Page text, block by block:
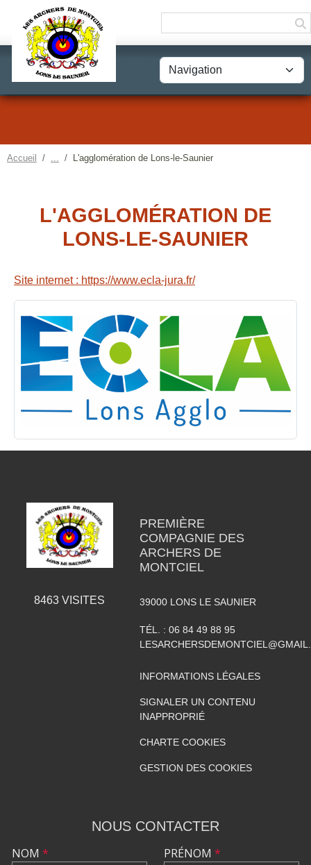
Accueil L'agglomération de Lons-le-Saunier
L'AGGLOMÉRATION DE
LONS-LE-SAUNIER
Site internet : https://www.ecla-jura.fr/
8463 VISITES
PREMIÈRE
COMPAGNIE DES
ARCHERS DE
MONTCIEL
39000 LONS LE SAUNIER
TÉL. : 06 84 49 88 95
INFORMATIONS LÉGALES
SIGNALER UN CONTENU
INAPPROPRIÉ
CHARTE COOKIES
GESTION DES COOKIES
NOUS CONTACTER
NOM * PRÉNOM *
Panneau de gestion des cookies